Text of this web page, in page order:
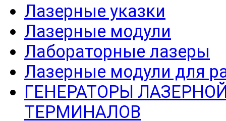
Лазерные указки
Лазерные модули
Лабораторные лазеры
Лазерные модули для
ГЕНЕРАТОРЫ
ТЕРМИНАЛОВ